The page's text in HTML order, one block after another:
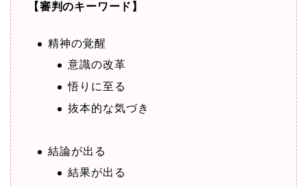
【審判のキーワード】
精神の覚醒
意識の改革
悟りに至る
抜本的な気づき
結論が出る
結果が出る